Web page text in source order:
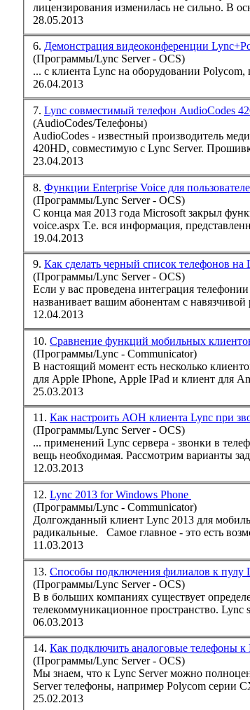
лицензирования изменилась не сильно. В
28.05.2013
6. Демонстрация видеоконференции
(Программы/Lync Server - OCS)
... с клиента Lync
26.04.2013
7. Lync совместимый телефон AudioCodes
(AudioCodes/Телефоны)
AudioCodes - известный производитель
420HD, совместимую с LyncServer.
23.04.2013
8. Функции Enterprise Voice для
(Программы/Lync Server - OCS)
С конца мая 2013 года Microsoft закрыл
voice.aspx Т.е. вся информация,
19.04.2013
9. Как сделать черный список телефонов на
(Программы/Lync Server - OCS)
Если у вас проведена интеграция телефонии
названивает вашим абонентам с
12.04.2013
10. Сравнение функций мобильных
(Программы/Lync - Communicator)
В настоящий момент есть несколько
для Apple IPhonе, Apple IPad и клиент для
25.03.2013
11. Как настроить АОН клиента Lync при
(Программы/Lync Server - OCS)
... применений Lyncсервера - звонки в
вещь необходимая. Рассмотрим варианты
12.03.2013
12. Lync 2013 for Windows Phone
(Программы/Lync - Communicator)
Долгожданный клиент Lync2013 для мобильных устройств Windows phone доступен для загрузки из магазина
радикальные. Самое главное - это
11.03.2013
13. Способы подключения филиалов к пулу
(Программы/Lync Server - OCS)
В в больших компаниях существует
телекоммуникационное пространство. Lync
06.03.2013
14. Как подключить аналоговые телефоны к
(Программы/Lync Server - OCS)
Мы знаем, что к LyncServer можно
Serverтелефоны, например Polycom серии
25.02.2013